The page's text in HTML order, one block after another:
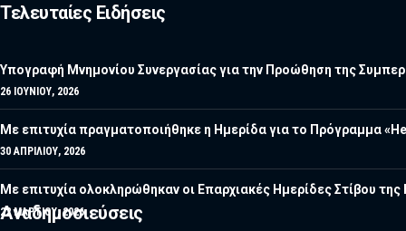
Τελευταίες Ειδήσεις
Υπογραφή Μνημονίου Συνεργασίας για την Προώθηση της
26 ΙΟΥΝΊΟΥ, 2026
Με επιτυχία πραγματοποιήθηκε η Ημερίδα για το Πρόγραμμα
30 ΑΠΡΙΛΊΟΥ, 2026
Με επιτυχία ολοκληρώθηκαν οι Επαρχιακές Ημερίδες Στίβου
22 ΜΑΡΤΊΟΥ, 2026
Αναδημοσιεύσεις